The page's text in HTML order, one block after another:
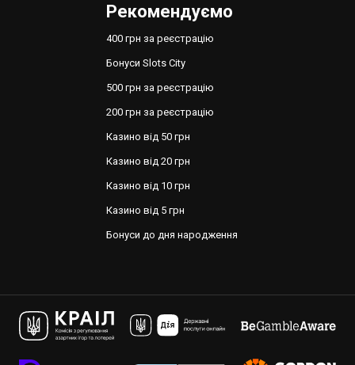
Рекомендуємо
400 грн за реєстрацію
Бонуси Slots City
500 грн за реєстрацію
200 грн за реєстрацію
Казино від 50 грн
Казино від 20 грн
Казино від 10 грн
Казино від 5 грн
Бонуси до дня народження